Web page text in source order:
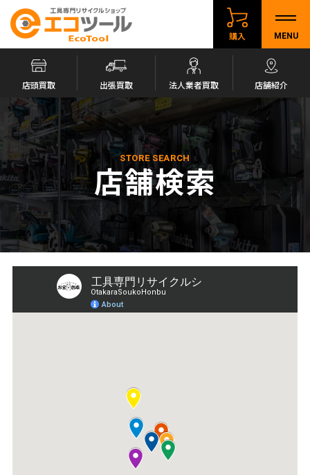
購入 MENU
店頭買取 出張買取 法人業者買取 店舗紹介
STORE SEARCH
店舗検索